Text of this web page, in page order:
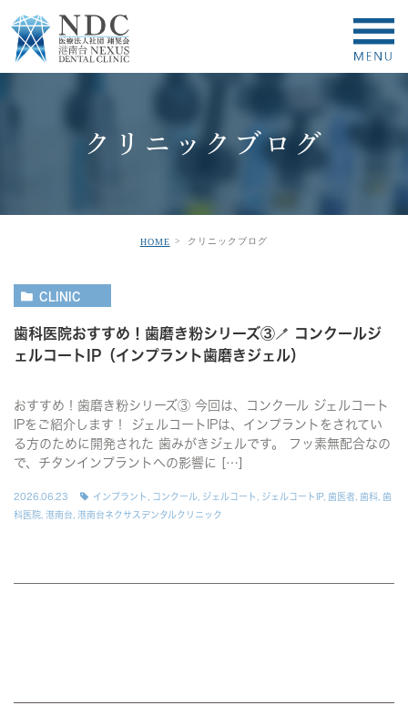
クリニックブログ
HOME クリニックブログ
CLINIC
歯科医院おすすめ！歯磨き粉シリーズ③🪥 コンクールジ
ェルコートIP（インプラント歯磨きジェル）
おすすめ！歯磨き粉シリーズ③ 今回は、コンクール ジェルコート
IPをご紹介します！ ジェルコートIPは、インプラントをされてい
る方のために開発された 歯みがきジェルです。 フッ素無配合なの
で、チタンインプラントへの影響に […]
2026.06.23 インプラント コンクール ジェルコート ジェルコートIP, 歯医者 歯科 歯
科医院 港南台 港南台ネクサスデンタルクリニック